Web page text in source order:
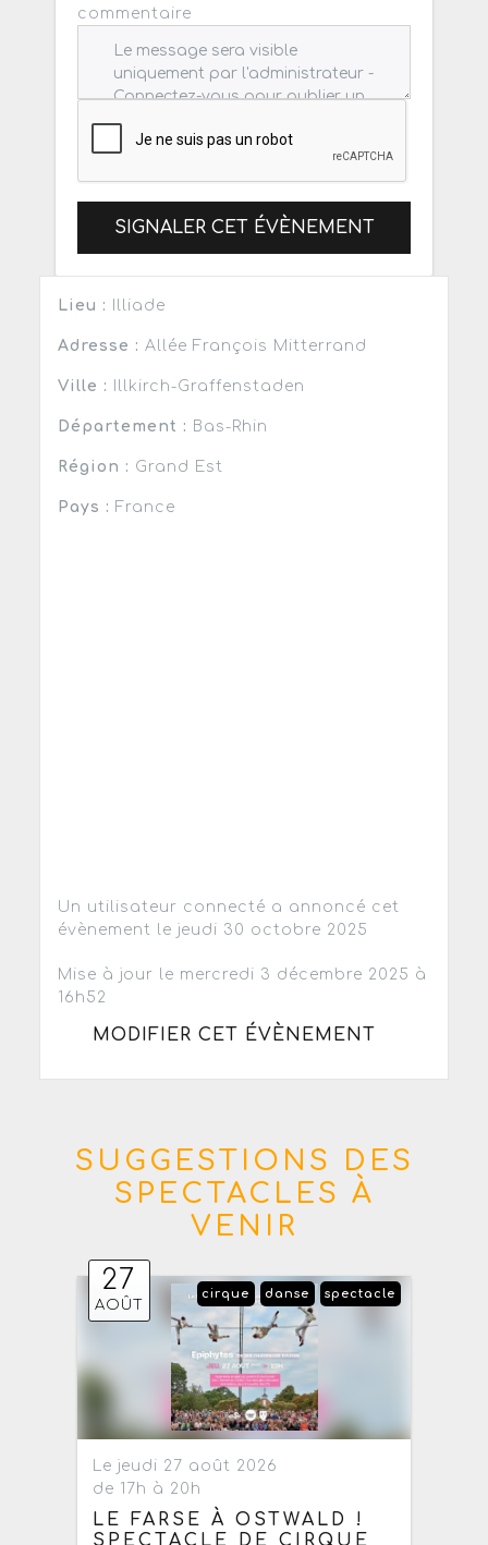
commentaire
SIGNALER CET ÉVÈNEMENT
Lieu : Illiade
Adresse : Allée François Mitterrand
Ville : Illkirch-Graffenstaden
Département : Bas-Rhin
Région : Grand Est
Pays : France
Un utilisateur connecté a annoncé cet
évènement le jeudi 30 octobre 2025
Mise à jour le mercredi 3 décembre 2025 à
16h52
MODIFIER CET ÉVÈNEMENT
SUGGESTIONS DES
SPECTACLES À
VENIR
27
AOÛT
spectacle
danse
cirque
Le jeudi 27 août 2026
de 17h à 20h
LE FARSE À OSTWALD !
SPECTACLE DE CIRQUE